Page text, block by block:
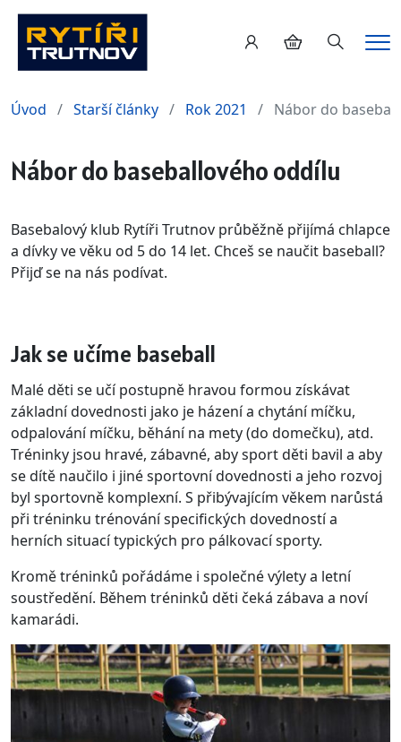
Hledání
Úvod Starší články Rok 2021 Nábor do
Nábor do baseballového oddílu
Basebalový klub Rytíři Trutnov průběžně přijímá chlapce
a dívky ve věku od 5 do 14 let. Chceš se naučit baseball?
Přijď se na nás podívat.
Jak se učíme baseball
Malé děti se učí postupně hravou formou získávat
základní dovednosti jako je házení a chytání míčku,
odpalování míčku, běhání na mety (do domečku), atd.
Tréninky jsou hravé, zábavné, aby sport děti bavil a aby
se dítě naučilo i jiné sportovní dovednosti a jeho rozvoj
byl sportovně komplexní. S přibývajícím věkem narůstá
při tréninku trénování specifických dovedností a
herních situací typických pro pálkovací sporty.
Kromě tréninků pořádáme i společné výlety a letní
soustředění. Během tréninků děti čeká zábava a noví
kamarádi.